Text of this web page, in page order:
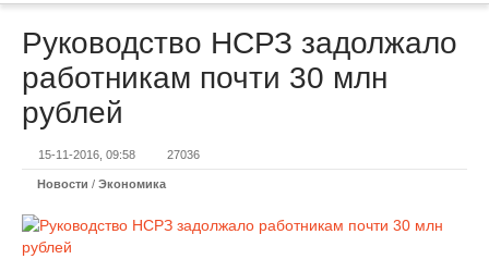
Руководство НСРЗ задолжало
работникам почти 30 млн
рублей
15-11-2016, 09:58 27036
Новости / Экономика